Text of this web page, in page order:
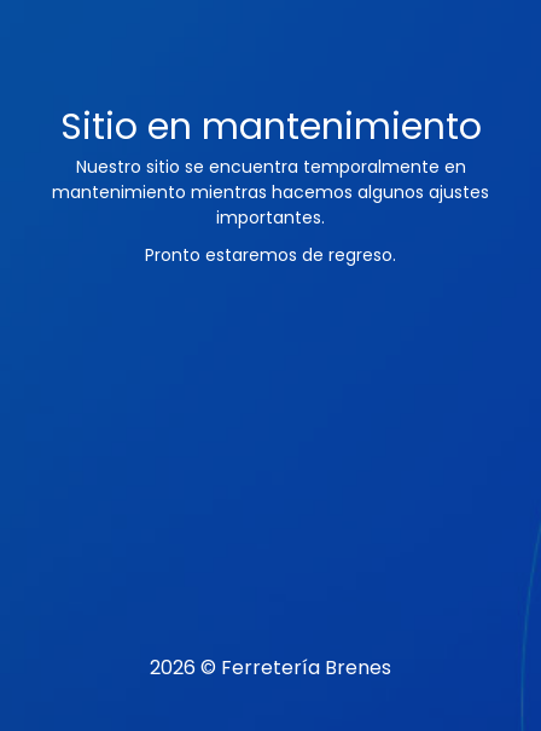
Sitio en mantenimiento
Nuestro sitio se encuentra temporalmente en
mantenimiento mientras hacemos algunos ajustes
importantes.
Pronto estaremos de regreso.
2026 © Ferretería Brenes